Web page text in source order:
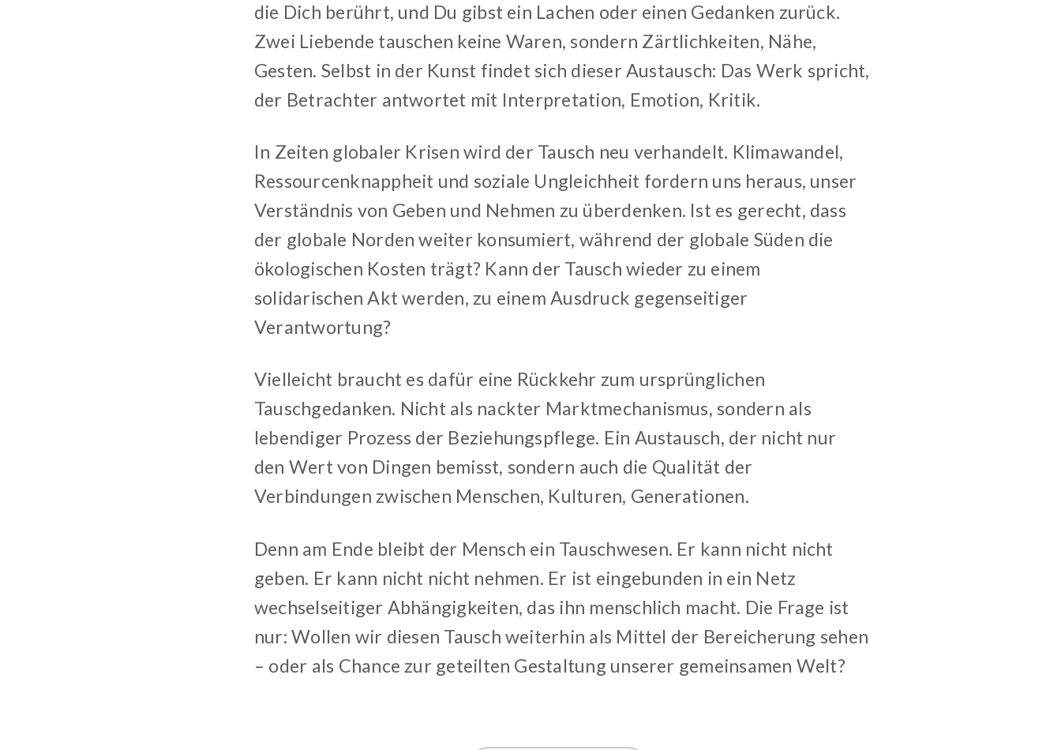
die Dich berührt, und Du gibst ein Lachen oder einen Gedanken zurück.
Zwei Liebende tauschen keine Waren, sondern Zärtlichkeiten, Nähe,
Gesten. Selbst in der Kunst findet sich dieser Austausch: Das Werk spricht,
der Betrachter antwortet mit Interpretation, Emotion, Kritik.
In Zeiten globaler Krisen wird der Tausch neu verhandelt. Klimawandel,
Ressourcenknappheit und soziale Ungleichheit fordern uns heraus, unser
Verständnis von Geben und Nehmen zu überdenken. Ist es gerecht, dass
der globale Norden weiter konsumiert, während der globale Süden die
ökologischen Kosten trägt? Kann der Tausch wieder zu einem
solidarischen Akt werden, zu einem Ausdruck gegenseitiger
Verantwortung?
Vielleicht braucht es dafür eine Rückkehr zum ursprünglichen
Tauschgedanken. Nicht als nackter Marktmechanismus, sondern als
lebendiger Prozess der Beziehungspflege. Ein Austausch, der nicht nur
den Wert von Dingen bemisst, sondern auch die Qualität der
Verbindungen zwischen Menschen, Kulturen, Generationen.
Denn am Ende bleibt der Mensch ein Tauschwesen. Er kann nicht nicht
geben. Er kann nicht nicht nehmen. Er ist eingebunden in ein Netz
wechselseitiger Abhängigkeiten, das ihn menschlich macht. Die Frage ist
nur: Wollen wir diesen Tausch weiterhin als Mittel der Bereicherung sehen
– oder als Chance zur geteilten Gestaltung unserer gemeinsamen Welt?